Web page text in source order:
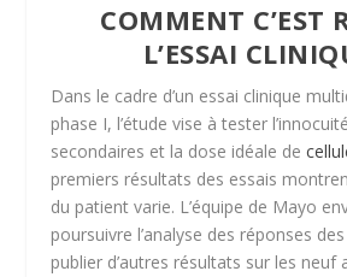
COMMENT C’EST
L’ESSAI
Dans le cadre d’un essai clinique
phase I, l’étude vise à tester
secondaires et la dose idéale de
premiers résultats des essais
du patient varie. L’équipe de Mayo
poursuivre l’analyse des réponses
publier d’autres résultats sur les neuf